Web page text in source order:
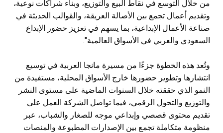
من خلال التوسع في نقاط البيع والتوزيع، وبناء شراكات نوعية،
وتقديم أعمال تجمع بين الأصالة العريقة، والقوالب الحديثة في
صناعة الأعمال الإبداعية، بما يسهم في تعزيز حضور الإبداع
السعودي والعربي في الأسواق العالمية".
وتُعد هذه الخطوة جزءًا من مسيرة مانجا العربية في توسيع
انتشارها وتطوير حضورها خارج الأسواق المحلية، مستفيدة من
النمو الذي حققته خلال السنوات الماضية على مستوى النشر
والتوزيع والتحول الرقمي، فيما تواصل الشركة العمل على
تقديم محتوى قصصي وإبداعي موجه للصغار والشباب، عبر
منظومة متكاملة تجمع بين الإصدارات المطبوعة والمنصات